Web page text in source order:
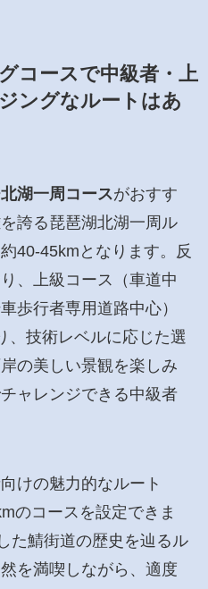
コースで中級者・上
ングなルートはあ
湖一周コースがおすす
誇る琵琶湖北湖一周ル
40-45kmとなります。反
、上級コース（車道中
歩行者専用道路中心）
、技術レベルに応じた選
の美しい景観を楽しみ
ャレンジできる中級者
けの魅力的なルート
のコースを設定できま
た鯖街道の歴史を辿るル
を満喫しながら、適度